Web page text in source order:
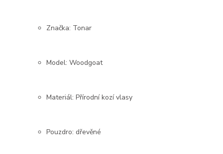
Značka: Tonar
Model: Woodgoat
Materiál: Přírodní kozí vlasy
Pouzdro: dřevěné